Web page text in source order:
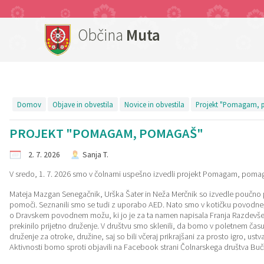
Občina Muta
Domov Objave in obvestila Novice in obvestila Projekt "Pomagam,
PROJEKT "POMAGAM, POMAGAŠ"
2. 7. 2026 Sanja T.
V sredo, 1. 7. 2026 smo v čolnarni uspešno izvedli projekt Pomagam,
Mateja Mazgan Senegačnik, Urška Šater in Neža Merčnik so izvedle
pomoči. Seznanili smo se tudi z uporabo AED. Nato smo v kotičku
o Dravskem povodnem možu, ki jo je za ta namen napisala Franja
prekinilo prijetno druženje. V društvu smo sklenili, da bomo v poletnem
druženje za otroke, družine, saj so bili včeraj prikrajšani za prosto igro,
Aktivnosti bomo sproti objavili na Facebook strani Čolnarskega društva
Imenik zaposlenih
Občinski simboli
Vizitka občine
Občinski predpisi
Predpisi v pripravi
Varstvo osebnih podatkov
Podžupan
OBČINSKI SVET
Komisije in odbori
Nadzorni odbor
Vaški odbori
VARNOSTNI SOSVET
Seje občinskega sveta
Objave in obvestila
Dogodki
Zapore cest
Razpisi, namere, natečaji...
Občinski časopis - Mučan
Občinski predpisi
Proračun občine
Predlogi in prijave
E-rezervacije
Znamenitosti
Turistično društvo Muta
Turistični ponudniki
Mitnica
Muzej
Rotunda Sv. Janeza Krstnika
Turistični ponudniki
Gostinstvo in turistične kmetije
Piknik prostor
Splavarjenje
Društva
Javni zavodi
Gospodarski subjekti
Za pričetek iskanja kliknite na puščico >